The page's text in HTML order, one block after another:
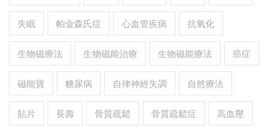
失眠 帕金森氏症 心血管疾病 抗氧化
生物磁療法 生物磁能治療 生物磁能療法 癌症
磁能寶 糖尿病 自律神經失調 自然療法
貼片 長壽 骨質疏鬆 骨質疏鬆症 高血壓